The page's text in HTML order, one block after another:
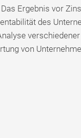
Ergebnis vor
des
von